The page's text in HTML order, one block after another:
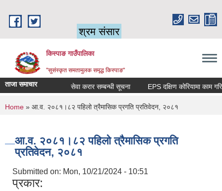
श्रम संसार
किस्पाङ गाउँपालिका
"सुसंस्कृत समतामुलक समृद्ध किस्पाङ"
ताजा समाचार सेवा करार सम्बन्धी सूचना
You are here
Home » आ.व. २०८१।८२ पहिलो त्रैमासिक प्रगति प्रतिवेदन, २०८१
आ.व. २०८१।८२ पहिलो त्रैमासिक प्रगति
प्रतिवेदन, २०८१
Submitted on: Mon, 10/21/2024 - 10:51
प्रकार: